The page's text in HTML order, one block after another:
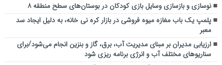
نوسازی و بازسازی وسایل بازی کودکان در بوستان‌های سطح منطقه ۸
پلمپ یک باب مغازه میوه فروشی در بازار کره نی خانه، به دلیل ایجاد سد
معبر
ارزیابی مدیران بر مبنای مدیریت آب، برق، گاز و بنزین انجام می‌شود/برای
سناریوهای مختلف آب و انرژی برنامه ‌ریزی شود